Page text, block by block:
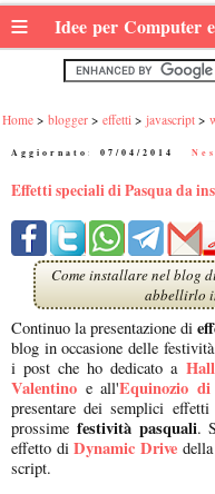
≡ Idee per Computer
Home blogger effetti javascript
Aggiornato: 07/04/2014
Effetti speciali di Pasqua da
Come installare nel blog
abbellirlo
Continuo la presentazione di
blog in occasione delle
i post che ho dedicato a
Valentino e all'Equinozio di
presentare dei semplici
prossime festività pasquali.
effetto di Dynamic Drive della
script.